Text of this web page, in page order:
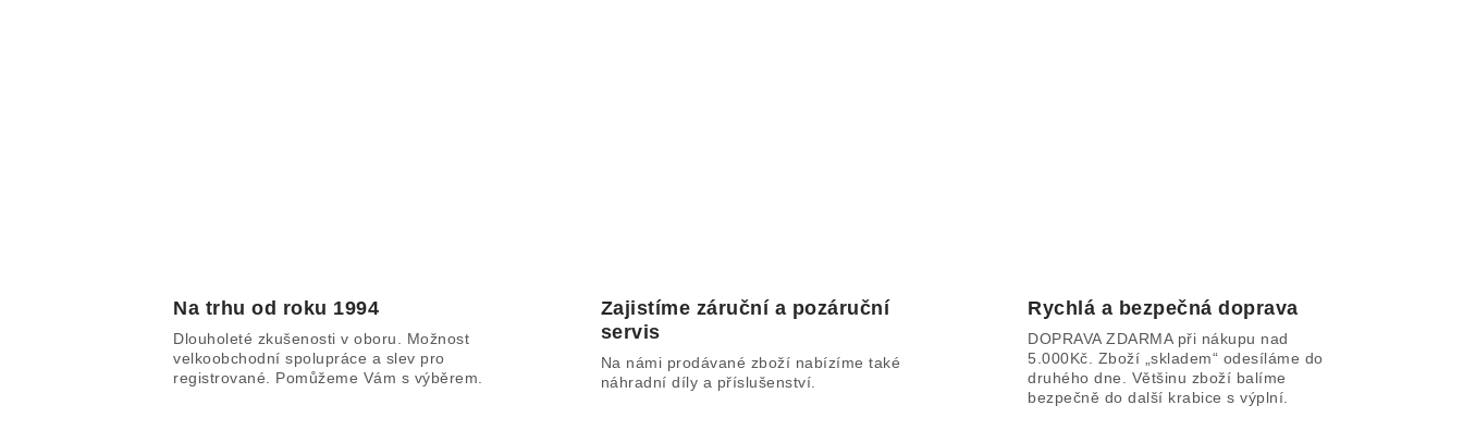
Na trhu od roku 1994
Dlouholeté zkušenosti v oboru. Možnost
velkoobchodní spolupráce a slev pro
registrované. Pomůžeme Vám s výběrem.
Zajistíme záruční a pozáruční
servis
Na námi prodávané zboží nabízíme také
náhradní díly a příslušenství.
Rychlá a bezpečná doprava
DOPRAVA ZDARMA při nákupu nad
5.000Kč. Zboží „skladem“ odesíláme do
druhého dne. Většinu zboží balíme
bezpečně do další krabice s výplní.